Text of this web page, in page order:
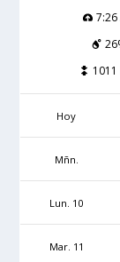
7:26
1011
Hoy
Mñn.
Lun. 10
Mar. 11